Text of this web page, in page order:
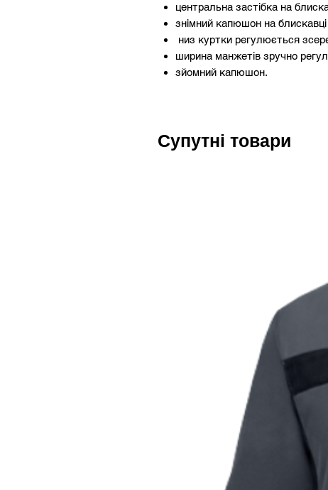
центральна застібка на
знімний капюшон на блискавці
низ куртки регулюється
ширина манжетів зручно
зйомний капюшон.
Супутні товари